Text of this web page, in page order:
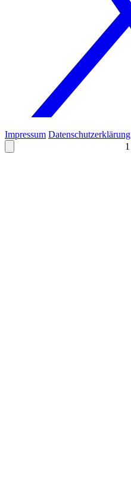
1
Impressum Datenschutzerklärung